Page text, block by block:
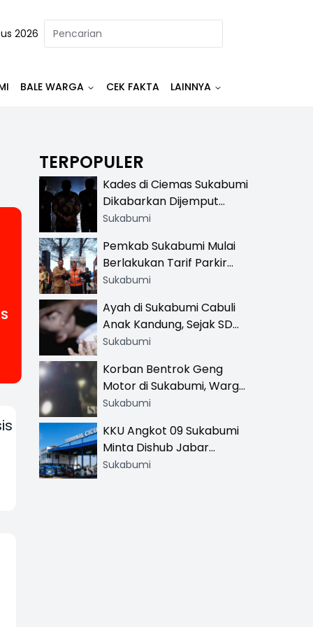
2026
BALE WARGA CEK FAKTA LAINNYA
TERPOPULER
Kades di Ciemas Sukabumi
Dikabarkan Dijemput
Satnarkoba, Polisi
Sukabumi
Pemkab Sukabumi Mulai
Berlakukan Tarif Parkir
Resmi di 13 Lokasi Wisata,
Khusus
Sukabumi
Ayah di Sukabumi Cabuli
Anak Kandung, Sejak SD
Hingga SMA
Sukabumi
Korban Bentrok Geng
Motor di Sukabumi, Warga
dan Sopir Tangki
Sukabumi
KKU Angkot 09 Sukabumi
Minta Dishub Jabar
Tertibkan Trayek Ciawi-
Sukabumi